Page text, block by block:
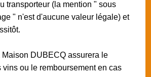
transporteur (la mention " sous
" n'est d'aucune valeur légale) et
Maison DUBECQ assurera le
vins ou le remboursement en cas